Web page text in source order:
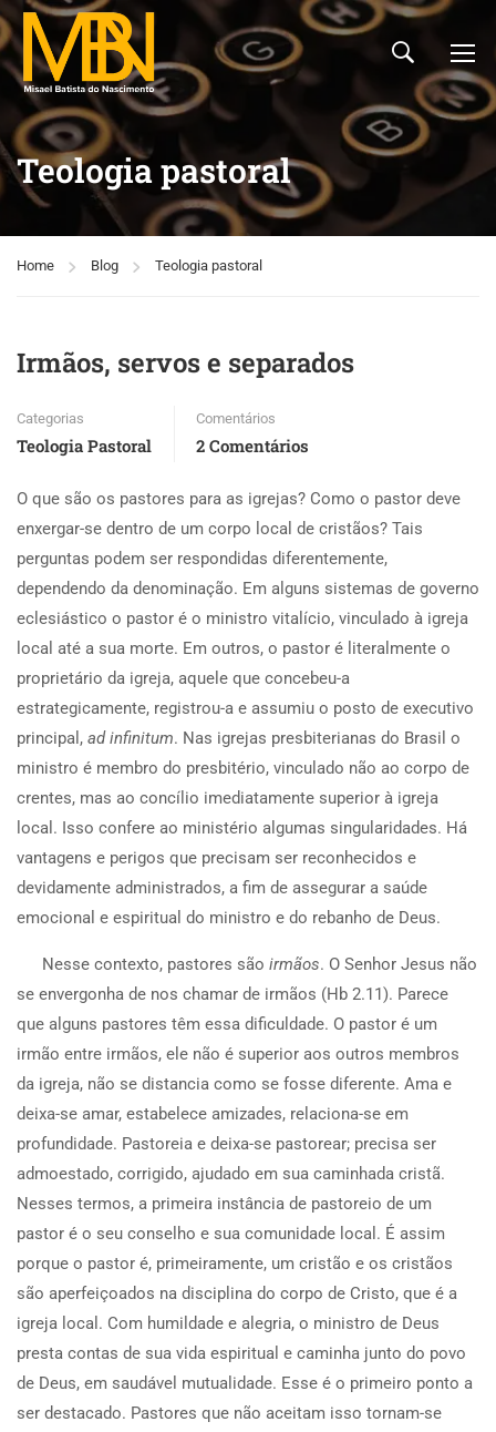
Teologia pastoral
Home Blog Teologia pastoral
Irmãos, servos e separados
Categorias
Teologia Pastoral
Comentários
2 Comentários
O que são os pastores para as igrejas? Como o pastor deve
enxergar-se dentro de um corpo local de cristãos? Tais
perguntas podem ser respondidas diferentemente,
dependendo da denominação. Em alguns sistemas de governo
eclesiástico o pastor é o ministro vitalício, vinculado à igreja
local até a sua morte. Em outros, o pastor é literalmente o
proprietário da igreja, aquele que concebeu-a
estrategicamente, registrou-a e assumiu o posto de executivo
principal, ad infinitum. Nas igrejas presbiterianas do Brasil o
ministro é membro do presbitério, vinculado não ao corpo de
crentes, mas ao concílio imediatamente superior à igreja
local. Isso confere ao ministério algumas singularidades. Há
vantagens e perigos que precisam ser reconhecidos e
devidamente administrados, a fim de assegurar a saúde
emocional e espiritual do ministro e do rebanho de Deus.
Nesse contexto, pastores são irmãos. O Senhor Jesus não
se envergonha de nos chamar de irmãos (Hb 2.11). Parece
que alguns pastores têm essa dificuldade. O pastor é um
irmão entre irmãos, ele não é superior aos outros membros
da igreja, não se distancia como se fosse diferente. Ama e
deixa-se amar, estabelece amizades, relaciona-se em
profundidade. Pastoreia e deixa-se pastorear; precisa ser
admoestado, corrigido, ajudado em sua caminhada cristã.
Nesses termos, a primeira instância de pastoreio de um
pastor é o seu conselho e sua comunidade local. É assim
porque o pastor é, primeiramente, um cristão e os cristãos
são aperfeiçoados na disciplina do corpo de Cristo, que é a
igreja local. Com humildade e alegria, o ministro de Deus
presta contas de sua vida espiritual e caminha junto do povo
de Deus, em saudável mutualidade. Esse é o primeiro ponto a
ser destacado. Pastores que não aceitam isso tornam-se